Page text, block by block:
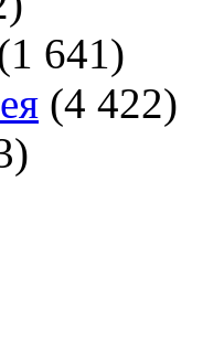
641)
(4 422)